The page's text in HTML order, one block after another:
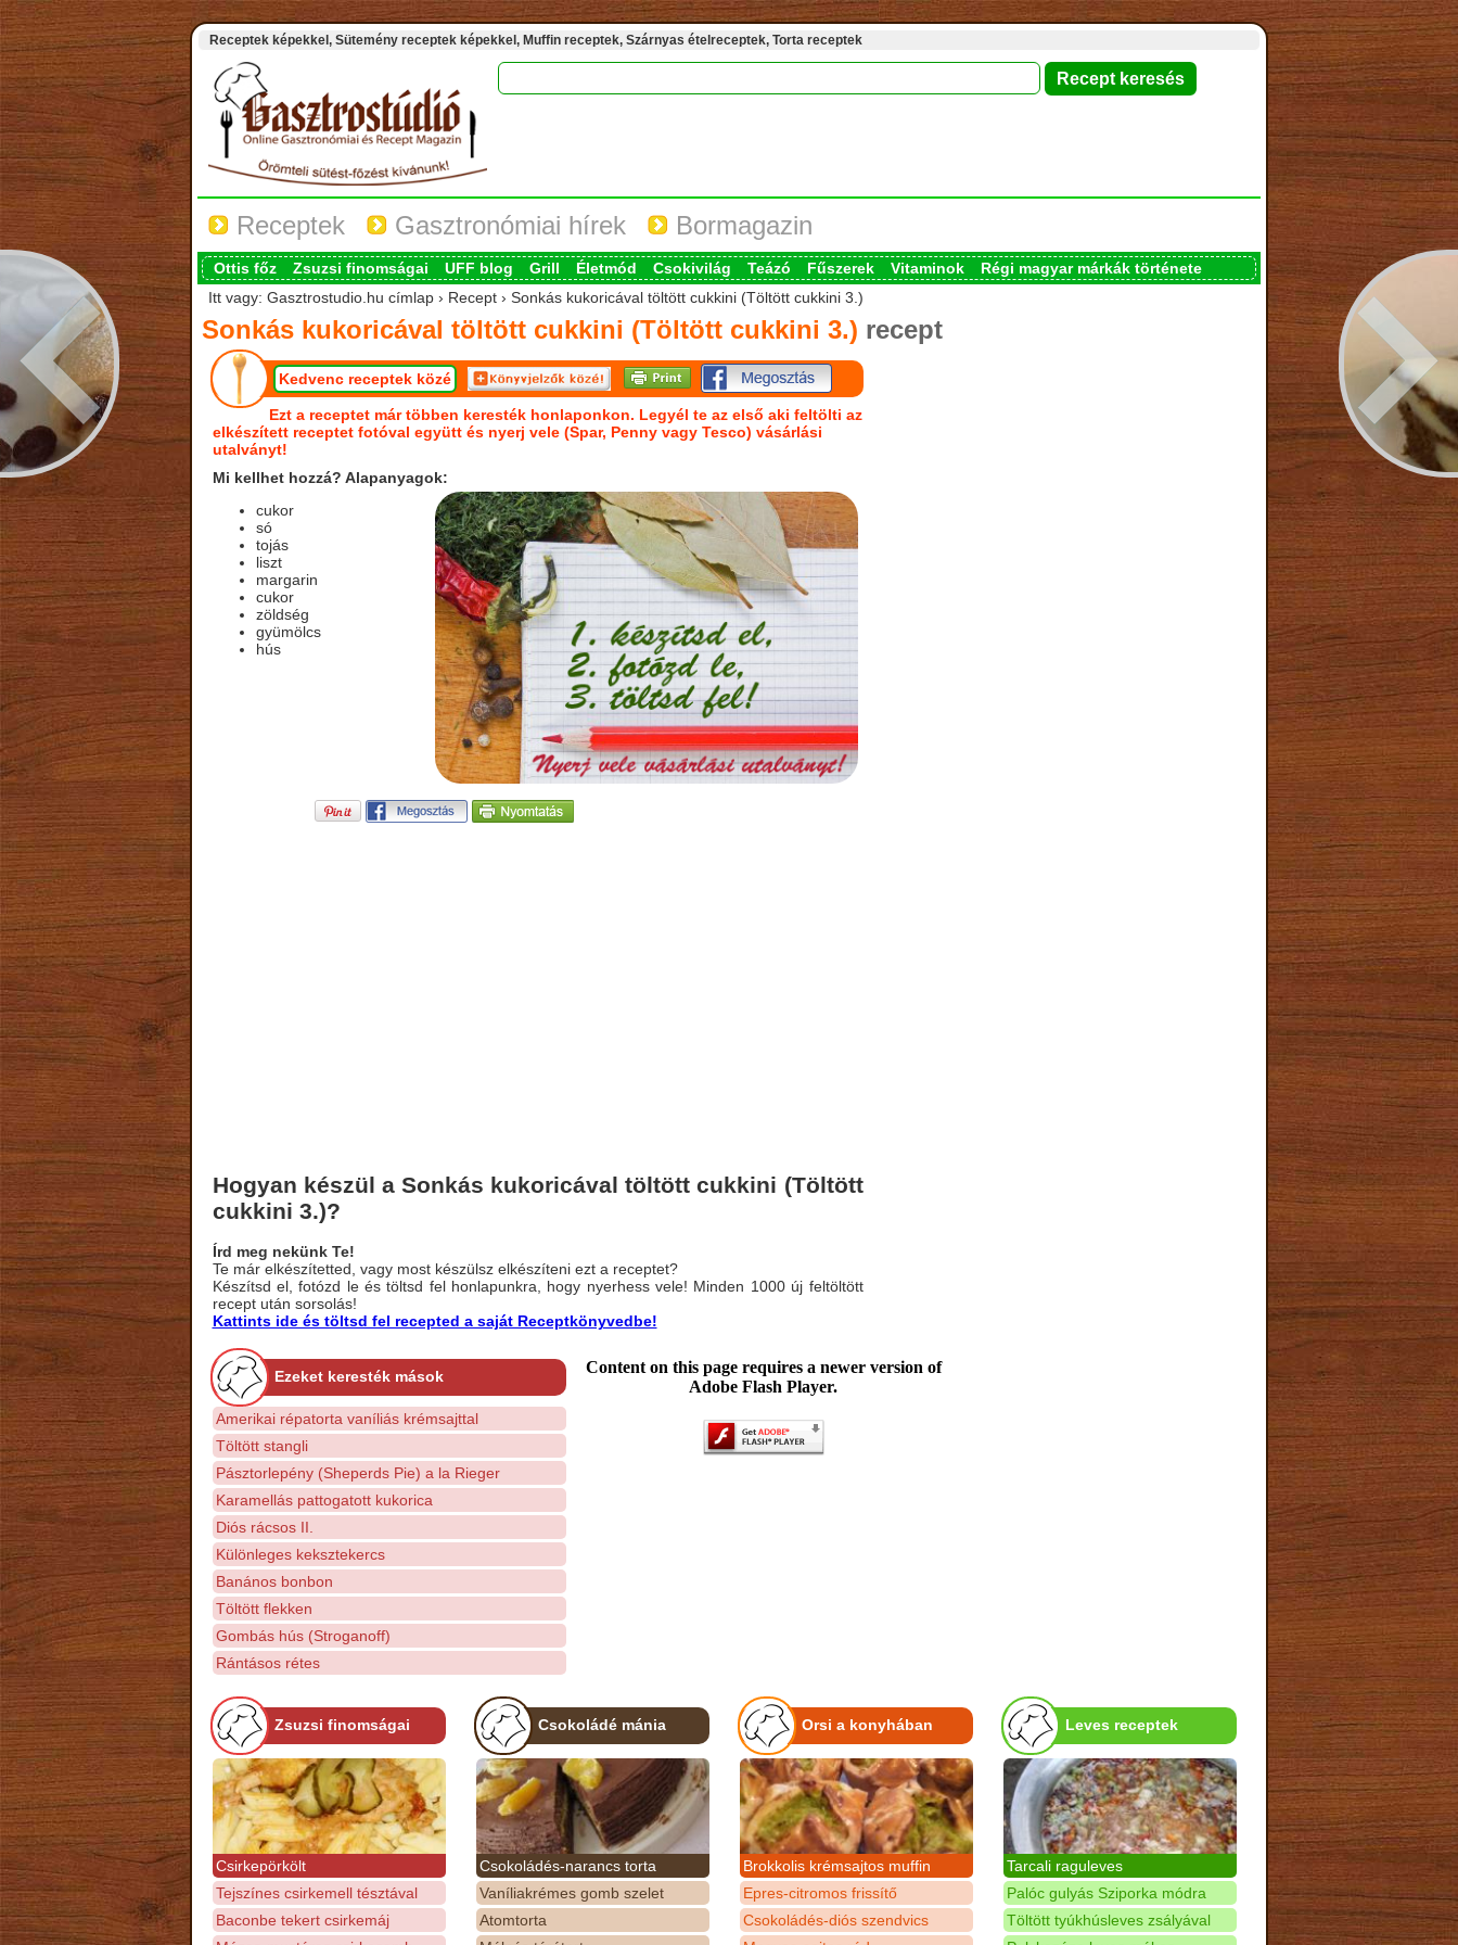
Receptek képekkel, Sütemény receptek képekkel, Muffin receptek, Szárnyas ételreceptek, Torta receptek
Receptek Gasztronómiai hírek Bormagazin
Ottis főz Zsuzsi finomságai UFF blog Grill Életmód Csokivilág Teázó Fűszerek Vitaminok
Régi magyar márkák története
Itt vagy: Gasztrostudio.hu címlap › Recept › Sonkás kukoricával töltött cukkini (Töltött cukkini 3.)
Sonkás kukoricával töltött cukkini (Töltött cukkini 3.) recept
Kedvenc receptek közé
Ezt a receptet már többen keresték honlaponkon. Legyél te az első aki feltölti az
elkészített receptet fotóval együtt és nyerj vele (Spar, Penny vagy Tesco) vásárlási
utalványt!
Mi kellhet hozzá? Alapanyagok:
cukor
só
tojás
liszt
margarin
cukor
zöldség
gyümölcs
hús
Hogyan készül a Sonkás kukoricával töltött cukkini (Töltött
cukkini 3.)?
Írd meg nekünk Te!
Te már elkészítetted, vagy most készülsz elkészíteni ezt a receptet?
Készítsd el, fotózd le és töltsd fel honlapunkra, hogy nyerhess vele! Minden 1000 új feltöltött
recept után sorsolás!
Kattints ide és töltsd fel recepted a saját Receptkönyvedbe!
Ezeket keresték mások
Amerikai répatorta vaníliás krémsajttal
Töltött stangli
Pásztorlepény (Sheperds Pie) a la Rieger
Karamellás pattogatott kukorica
Diós rácsos II.
Különleges keksztekercs
Banános bonbon
Töltött flekken
Gombás hús (Stroganoff)
Rántásos rétes
Content on this page requires a newer version of
Adobe Flash Player.
Zsuzsi finomságai
Csirkepörkölt
Tejszínes csirkemell tésztával
Baconbe tekert csirkemáj
Csokoládé mánia
Csokoládés-narancs torta
Vaníliakrémes gomb szelet
Atomtorta
Orsi a konyhában
Brokkolis krémsajtos muffin
Epres-citromos frissítő
Csokoládés-diós szendvics
Leves receptek
Tarcali raguleves
Palóc gulyás Sziporka módra
Töltött tyúkhúsleves zsályával